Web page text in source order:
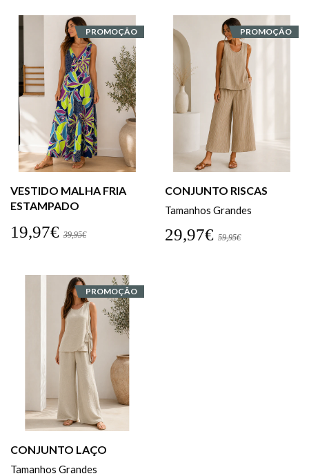
PROMOÇÃO
VESTIDO MALHA FRIA
ESTAMPADO
19,97€ 39,95€
PROMOÇÃO
CONJUNTO RISCAS
Tamanhos Grandes
29,97€ 59,95€
PROMOÇÃO
CONJUNTO LAÇO
Tamanhos Grandes